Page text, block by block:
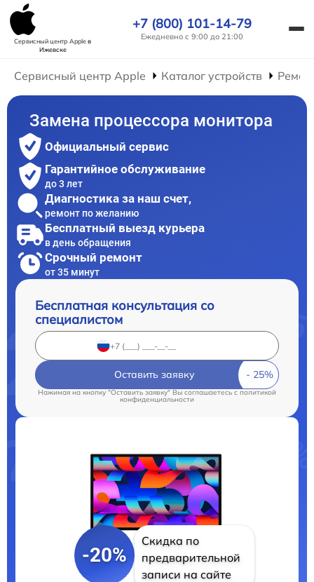
Сервисный центр Appleв
Ижевске
+7 (800) 101-14-79
Ежедневно с 9:00 до 21:00
Сервисный центр Apple Каталог устройств
Замена процессора монитора
Официальный сервис
Гарантийное обслуживание
до 3 лет
Диагностика за наш счет,
ремонт по желанию
Бесплатный выезд курьера
в день обращения
Срочный ремонт
от 35 минут
Бесплатная консультация со
специалистом
Оставить заявку
Нажимая на кнопку "Оставить заявку" Вы соглашаетесь cполитикой
конфиденциальности
-20%
Скидка по
предварительной
записи на сайте